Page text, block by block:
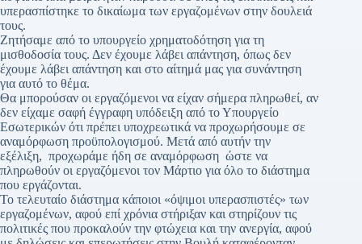
υπερασπίστηκε το δικαίωμα των εργαζομένων στην δουλειά
τους.
Ζητήσαμε από το υπουργείο χρηματοδότηση για τη
μισθοδοσία τους. Δεν έχουμε λάβει απάντηση, όπως δεν
έχουμε λάβει απάντηση και στο αίτημά μας για συνάντηση
για αυτό το θέμα.
Θα μπορούσαν οι εργαζόμενοι να είχαν σήμερα πληρωθεί, αν
δεν είχαμε σαφή έγγραφη υπόδειξη από το Υπουργείο
Εσωτερικών ότι πρέπει υποχρεωτικά να προχωρήσουμε σε
αναμόρφωση προϋπολογισμού. Μετά από αυτήν την
εξέλιξη, προχωράμε ήδη σε αναμόρφωση ώστε να
πληρωθούν οι εργαζόμενοι τον Μάρτιο για όλο το διάστημα
που εργάζονται.
Το τελευταίο διάστημα κάποιοι «όψιμοι υπερασπιστές» των
εργαζομένων, αφού επί χρόνια στήριξαν και στηρίζουν τις
πολιτικές που προκαλούν την φτώχεια και την ανεργία, αφού